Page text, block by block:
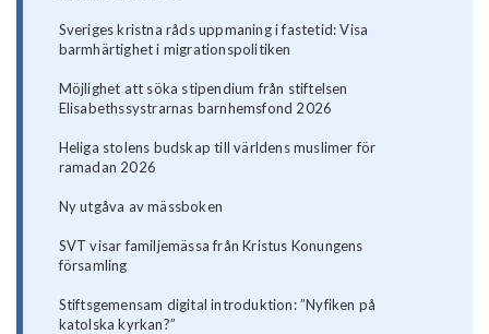
Sveriges kristna råds uppmaning i fastetid: Visa
barmhärtighet i migrationspolitiken
Möjlighet att söka stipendium från stiftelsen
Elisabethssystrarnas barnhemsfond 2026
Heliga stolens budskap till världens muslimer för
ramadan 2026
Ny utgåva av mässboken
SVT visar familjemässa från Kristus Konungens
församling
Stiftsgemensam digital introduktion: ”Nyfiken på
katolska kyrkan?”